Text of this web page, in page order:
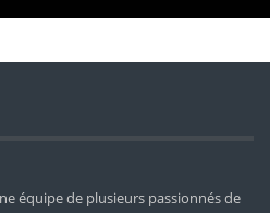
équipe de plusieurs passionnés de